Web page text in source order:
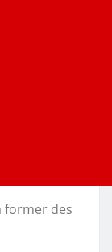
former des